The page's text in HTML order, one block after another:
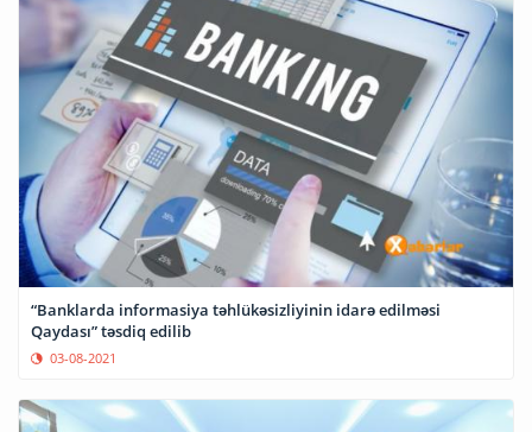
“Banklarda informasiya təhlükəsizliyinin idarə edilməsi
Qaydası” təsdiq edilib
03-08-2021